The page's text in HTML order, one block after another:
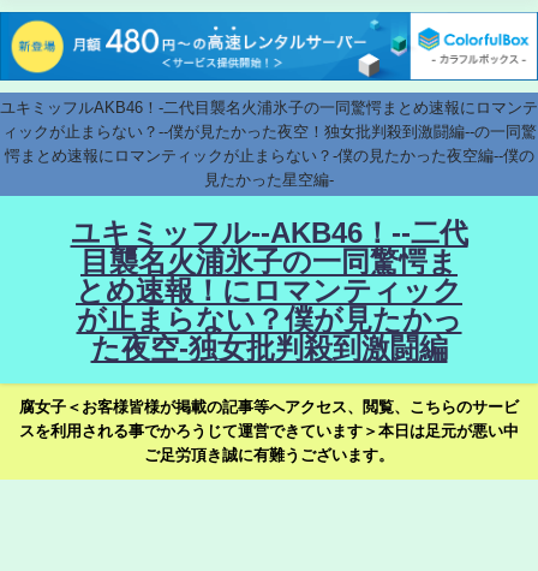
ユキミッフルAKB46！-二代目襲名火浦氷子の一同驚愕まとめ速報にロマンテ
ィックが止まらない？--僕が見たかった夜空！独女批判殺到激闘編--の一同驚
愕まとめ速報にロマンティックが止まらない？-僕の見たかった夜空編--僕の
見たかった星空編-
ユキミッフル--AKB46！--二代
目襲名火浦氷子の一同驚愕ま
とめ速報！にロマンティック
が止まらない？僕が見たかっ
た夜空-独女批判殺到激闘編
腐女子＜お客様皆様が掲載の記事等へアクセス、閲覧、こちらのサービ
スを利用される事でかろうじて運営できています＞本日は足元が悪い中
ご足労頂き誠に有難うございます。